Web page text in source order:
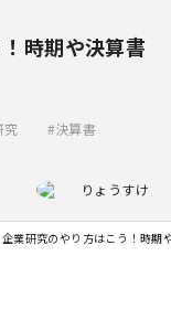
時期や決算書
究
決算書
りょうすけ
企業研究のやり方はこう！時